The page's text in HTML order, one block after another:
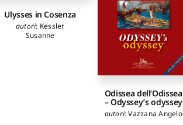
Ulysses in Cosenza
autori: Kessler
Susanne
Odissea dell’Odissea
– Odyssey’s odyssey
autori:Vazzana Angelo